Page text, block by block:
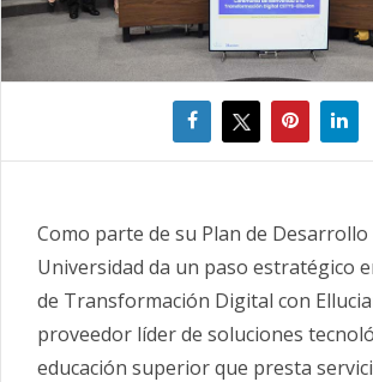
Como parte de su Plan de Desarrollo
Universidad da un paso estratégico
de Transformación Digital con
proveedor líder de soluciones
educación superior que presta